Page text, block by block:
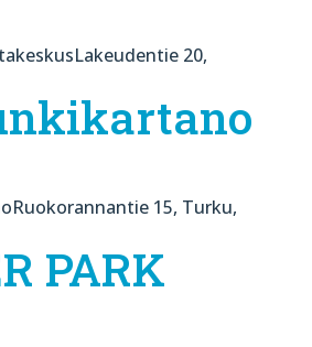
20,
15, Turku,
PARK